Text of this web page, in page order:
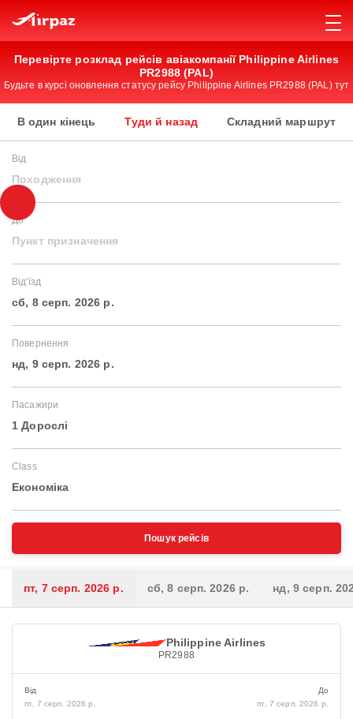
Перевірте розклад рейсів авіакомпанії Philippine Airlines
PR2988 (PAL)
Будьте в курсі оновлення статусу рейсу Philippine Airlines PR2988 (PAL) тут
В один кінець Туди й назад Складний маршрут
Від
Походження
До
Пункт призначення
Від'їзд
сб, 8 серп. 2026 р.
Повернення
нд, 9 серп. 2026 р.
Пасажири
1 Дорослі
Class
Економіка
Пошук рейсів
пт, 7 серп. 2026 р. сб, 8 серп. 2026 р. нд, 9 серп.
Philippine Airlines
PR2988
Від
пт, 7 серп. 2026 р.
До
пт, 7 серп. 2026 р.